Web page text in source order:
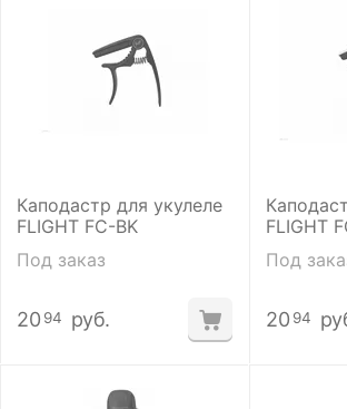
Каподастр для укулеле
FLIGHT FC-BK
Под заказ
20 94 руб.
FLIGHT
Под
20 94